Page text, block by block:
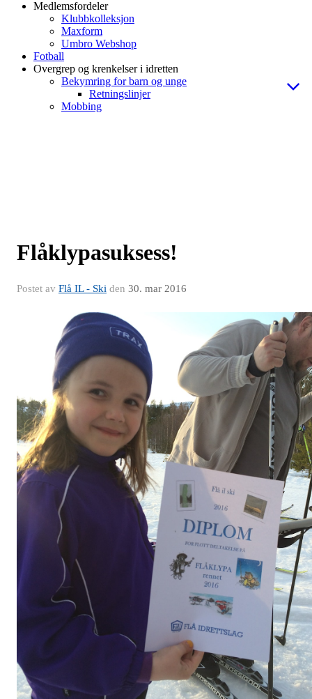
Medlemsfordeler
Klubbkolleksjon
Maxform
Umbro Webshop
Fotball
Overgrep og krenkelser i idretten
Bekymring for barn og unge
Retningslinjer
Mobbing
Flåklypasuksess!
Postet av Flå IL - Ski den 30. mar 2016